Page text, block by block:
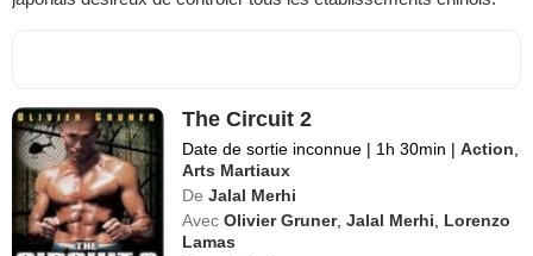
The Circuit 2
Date de sortie inconnue | 1h 30min | Action,
Arts Martiaux
De Jalal Merhi
Avec Olivier Gruner,Jalal Merhi, Lorenzo
Lamas